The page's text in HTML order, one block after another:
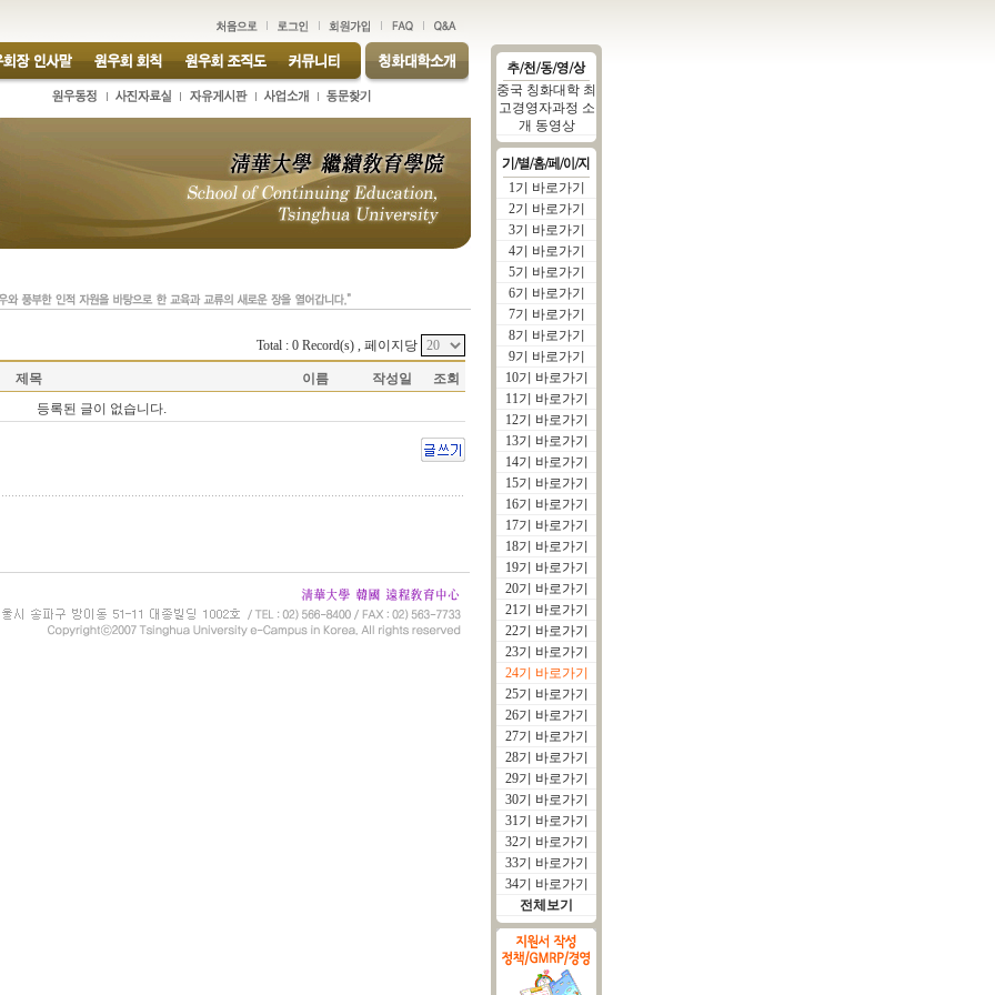
중국 칭화대학 최
고경영자과정 소
개 동영상
1기 바로가기
2기 바로가기
3기 바로가기
4기 바로가기
5기 바로가기
6기 바로가기
7기 바로가기
8기 바로가기
9기 바로가기
10기 바로가기
11기 바로가기
12기 바로가기
13기 바로가기
14기 바로가기
15기 바로가기
16기 바로가기
17기 바로가기
18기 바로가기
19기 바로가기
20기 바로가기
21기 바로가기
22기 바로가기
23기 바로가기
24기 바로가기
25기 바로가기
26기 바로가기
27기 바로가기
28기 바로가기
29기 바로가기
30기 바로가기
31기 바로가기
32기 바로가기
33기 바로가기
34기 바로가기
전체보기
Total : 0 Record(s) , 페이지당
제목 이름 작성일
조회
등록된 글이 없습니다.